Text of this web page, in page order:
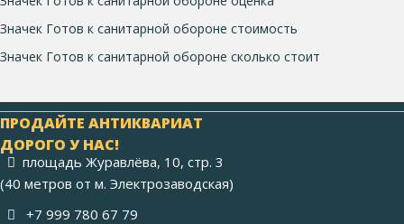
Значек Готов к санитарной обороне стоимость
Значек Готов к санитарной обороне сколько стоит
ПРОДАЙТЕ АНТИКВАРИАТ
ДОРОГО У НАС!
площадь Журавлёва, 10, стр. 3
(40 метров от м. Электрозаводская)
+7 999 780 67 79